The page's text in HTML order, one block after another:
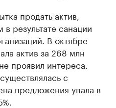
продать актив,
результате санации
В октябре
актив за 268 млн
проявил интереса.
с
предложения упала в